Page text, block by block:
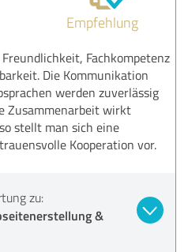
Empfehlung
Fachkompetenz
Die Kommunikation
werden zuverlässig
Zusammenarbeit wirkt
stellt man sich eine
Kooperation vor.
zu:
&